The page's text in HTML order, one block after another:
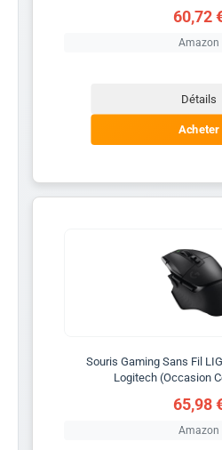
60,72
Amazon
Détails
Acheter
Souris Gaming Sans Fil
Logitech (Occasion
65,98
Amazon